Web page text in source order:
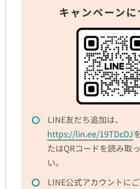
キャンペーンに
LINE友だち追加は、
https://lin.ee/19TDcDJ
たはQRコードを読み取
い。
LINE公式アカウントに